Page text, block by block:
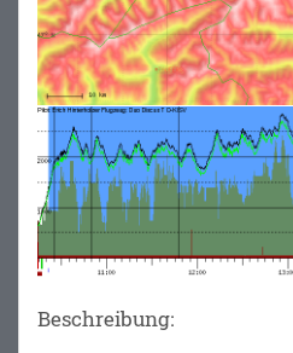
Beschreibung: